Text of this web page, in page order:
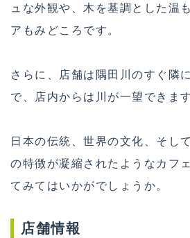
ュな外観や、木を基調とした温
アもみどころです。
さらに、店舗は隅田川のすぐ隣
で、店内からは川が一望できます
日本の伝統、世界の文化、そし
の特徴が凝縮されたようなカフ
てみてはいかがでしょうか。
店舗情報